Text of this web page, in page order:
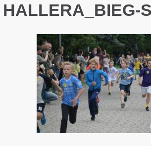
HALLERA_BIEG-